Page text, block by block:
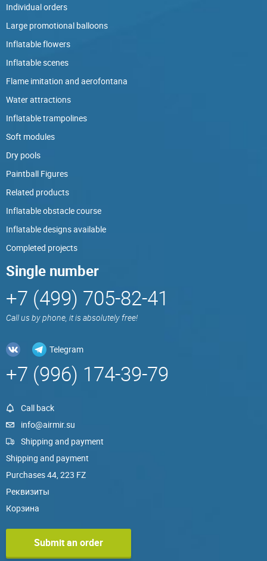
Individual orders
Large promotional balloons
Inflatable flowers
Inflatable scenes
Flame imitation and aerofontana
Water attractions
Inflatable trampolines
Soft modules
Dry pools
Paintball Figures
Related products
Inflatable obstacle course
Inflatable designs available
Completed projects
Single number
+7 (499) 705-82-41
Call us by phone, it is absolutely free!
Telegram
+7 (996) 174-39-79
Call back
info@airmir.su
Shipping and payment
Shipping and payment
Purchases 44, 223 FZ
Реквизиты
Корзина
Submit an order